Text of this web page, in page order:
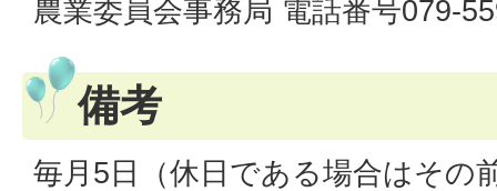
農業委員会事務局 電話番号079-
備考
毎月5日（休日である場合はその